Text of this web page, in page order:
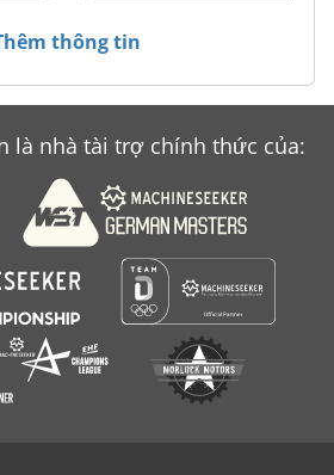
thông tin
là nhà tài trợ chính thức của: